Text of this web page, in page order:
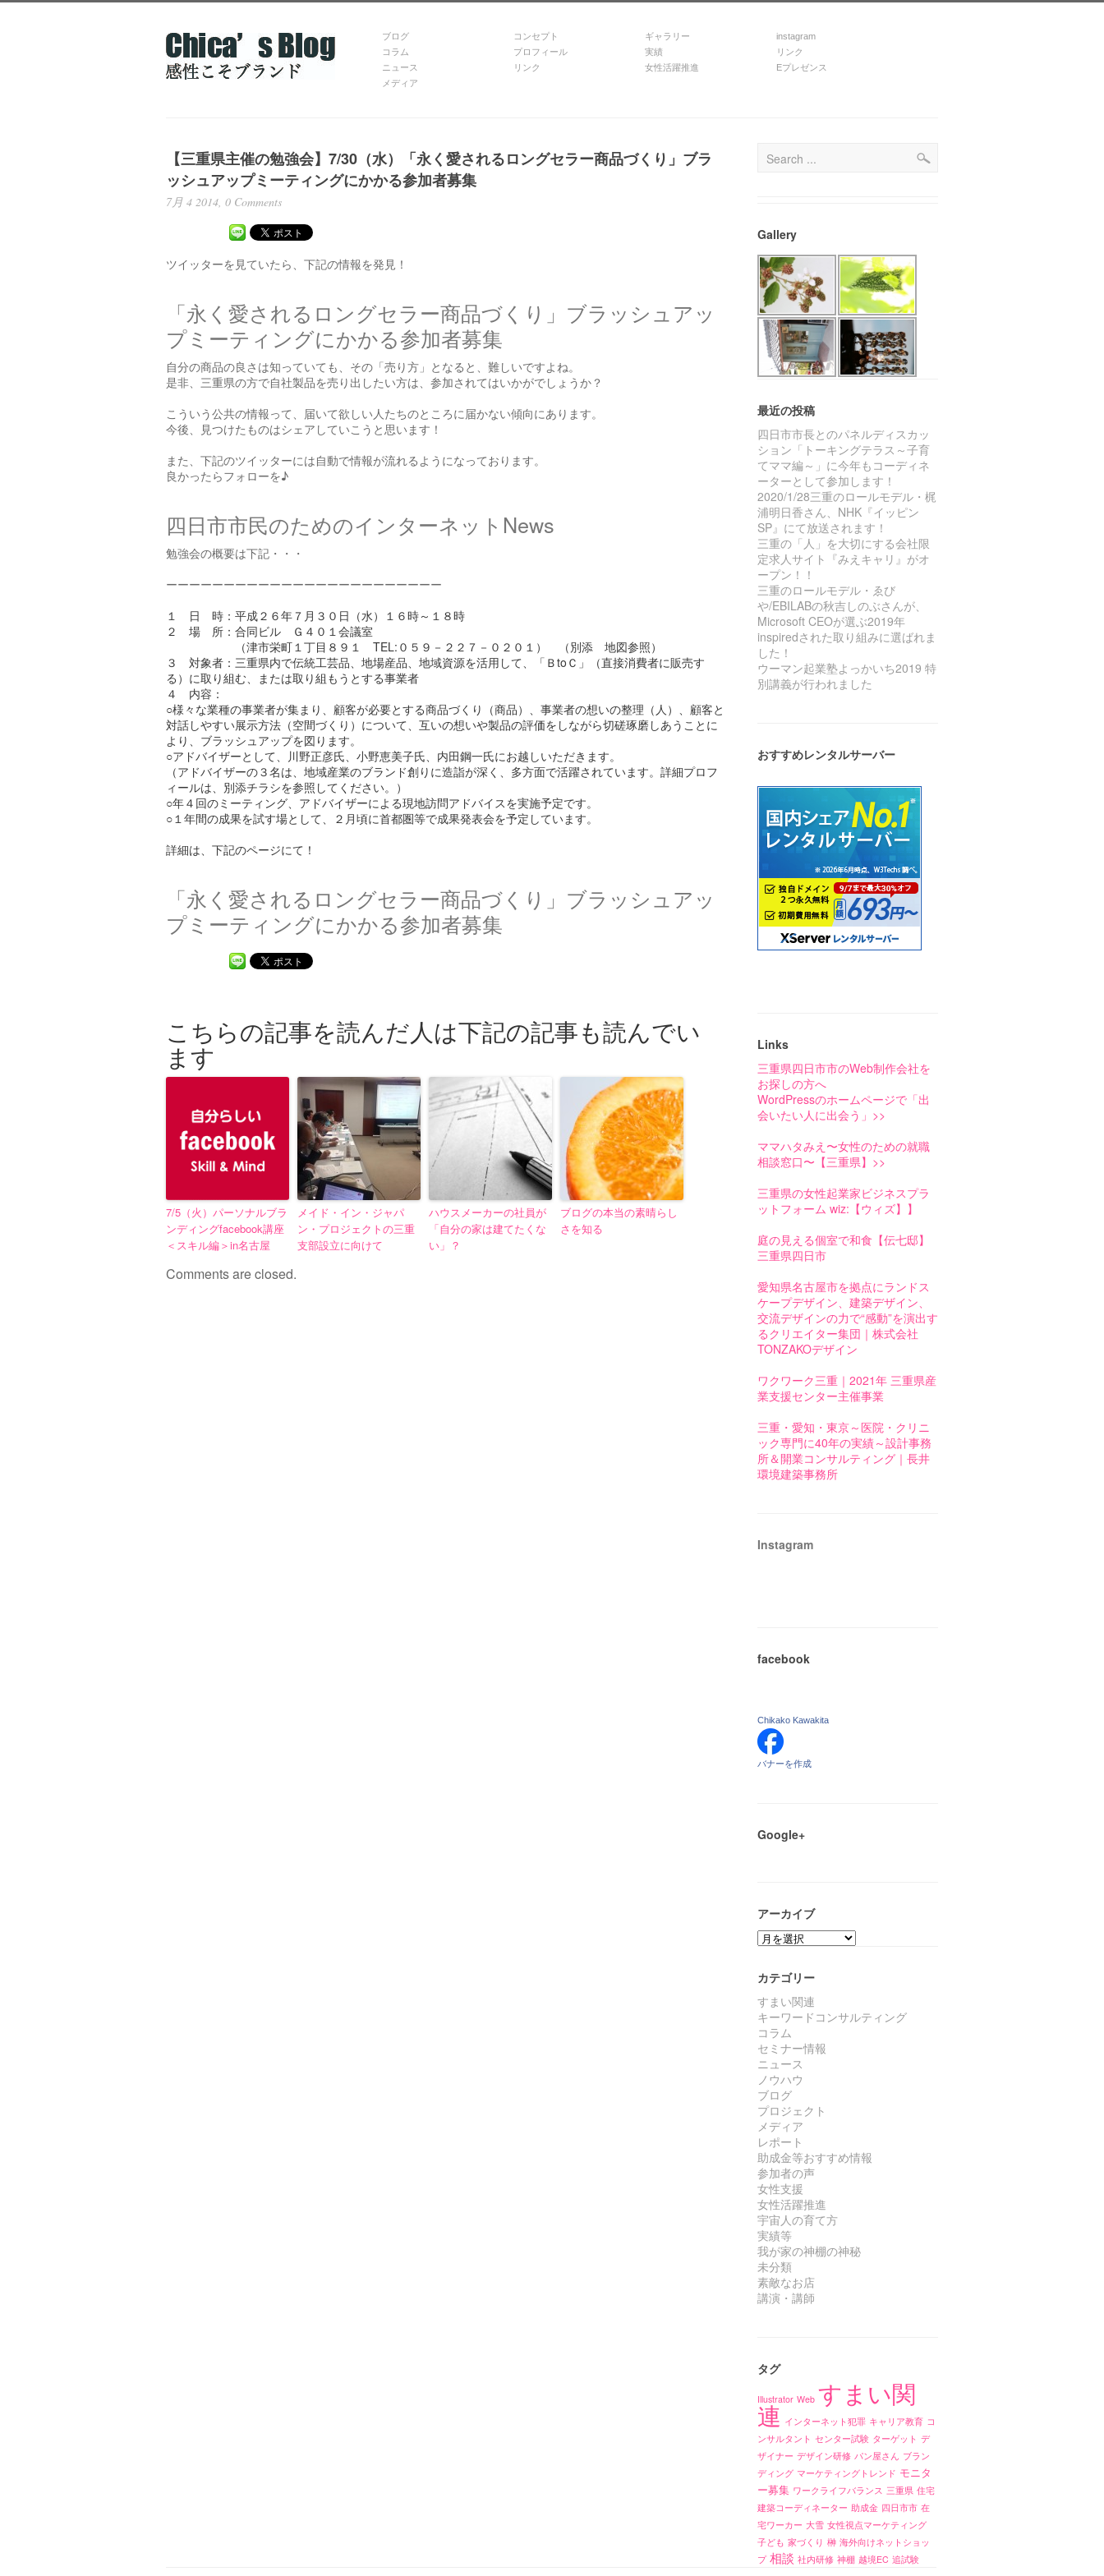
ブログ
コラム
ニュース
メディア
コンセプト
プロフィール
リンク
ギャラリー
実績
女性活躍推進
instagram
リンク
Eプレゼンス
【三重県主催の勉強会】7/30（水）「永く愛されるロングセラー商品づくり」ブラ
ッシュアップミーティングにかかる参加者募集
7月 4 2014, 0 Comments
ツイッターを見ていたら、下記の情報を発見！
「永く愛されるロングセラー商品づくり」ブラッシュアッ
プミーティングにかかる参加者募集
自分の商品の良さは知っていても、その「売り方」となると、難しいですよね。
是非、三重県の方で自社製品を売り出したい方は、参加されてはいかがでしょうか？
こういう公共の情報って、届いて欲しい人たちのところに届かない傾向にあります。
今後、見つけたものはシェアしていこうと思います！
また、下記のツイッターには自動で情報が流れるようになっております。
良かったらフォローを♪
四日市市民のためのインターネットNews
勉強会の概要は下記・・・
ーーーーーーーーーーーーーーーーーーーーーーーー
１ 日 時：平成２６年７月３０日（水）１６時～１８時
２ 場 所：合同ビル Ｇ４０１会議室
（津市栄町１丁目８９１ TEL:０５９－２２７－０２０１） （別添 地図参照）
３ 対象者：三重県内で伝統工芸品、地場産品、地域資源を活用して、「ＢtoＣ」（直接消費者に販売す
る）に取り組む、または取り組もうとする事業者
４ 内容：
○様々な業種の事業者が集まり、顧客が必要とする商品づくり（商品）、事業者の想いの整理（人）、顧客と
対話しやすい展示方法（空間づくり）について、互いの想いや製品の評価をしながら切磋琢磨しあうことに
より、ブラッシュアップを図ります。
○アドバイザーとして、川野正彦氏、小野恵美子氏、内田鋼一氏にお越しいただきます。
（アドバイザーの３名は、地域産業のブランド創りに造詣が深く、多方面で活躍されています。詳細プロフ
ィールは、別添チラシを参照してください。）
○年４回のミーティング、アドバイザーによる現地訪問アドバイスを実施予定です。
○１年間の成果を試す場として、２月頃に首都圏等で成果発表会を予定しています。
詳細は、下記のページにて！
「永く愛されるロングセラー商品づくり」ブラッシュアッ
プミーティングにかかる参加者募集
こちらの記事を読んだ人は下記の記事も読んでい
ます
7/5（火）パーソナルブラ
ンディングfacebook講座
＜スキル編＞in名古屋
メイド・イン・ジャパ
ン・プロジェクトの三重
支部設立に向けて
ハウスメーカーの社員が
「自分の家は建てたくな
い」？
ブログの本当の素晴らし
さを知る
Comments are closed.
Gallery
最近の投稿
四日市市長とのパネルディスカッ
ション「トーキングテラス～子育
てママ編～」に今年もコーディネ
ーターとして参加します！
2020/1/28三重のロールモデル・梶
浦明日香さん、NHK『イッピン
SP』にて放送されます！
三重の「人」を大切にする会社限
定求人サイト『みえキャリ』がオ
ープン！！
三重のロールモデル・ゑび
や/EBILABの秋吉しのぶさんが、
Microsoft CEOが選ぶ2019年
inspiredされた取り組みに選ばれま
した！
ウーマン起業塾よっかいち2019 特
別講義が行われました
おすすめレンタルサーバー
Links
三重県四日市市のWeb制作会社を
お探しの方へ
WordPressのホームページで「出
会いたい人に出会う」>>
ママハタみえ〜女性のための就職
相談窓口〜【三重県】>>
三重県の女性起業家ビジネスプラ
ットフォーム wiz:【ウィズ】】
庭の見える個室で和食【伝七邸】
三重県四日市
愛知県名古屋市を拠点にランドス
ケープデザイン、建築デザイン、
交流デザインの力で“感動”を演出す
るクリエイター集団｜株式会社
TONZAKOデザイン
ワクワーク三重｜2021年 三重県産
業支援センター主催事業
三重・愛知・東京～医院・クリニ
ック専門に40年の実績～設計事務
所＆開業コンサルティング｜長井
環境建築事務所
Instagram
facebook
Chikako Kawakita
バナーを作成
Google+
アーカイブ
ア
ー
イ
ブ
カテゴリー
すまい関連
キーワードコンサルティング
コラム
セミナー情報
ニュース
ノウハウ
ブログ
プロジェクト
メディア
レポート
助成金等おすすめ情報
参加者の声
女性支援
女性活躍推進
宇宙人の育て方
実績等
我が家の神棚の神秘
未分類
素敵なお店
講演・講師
タグ
Illustrator Web すまい関
連 インターネット犯罪 キャリア教育 コ
ンサルタント センター試験 ターゲット デ
ザイナー デザイン研修 パン屋さん ブラン
ディング マーケティングトレンド モニタ
ー募集 ワークライフバランス 三重県 住宅
建築コーディネーター 助成金 四日市市 在
宅ワーカー 大雪 女性視点マーケティング
子ども 家づくり 榊 海外向けネットショッ
プ 相談 社内研修 神棚 越境EC 追試験